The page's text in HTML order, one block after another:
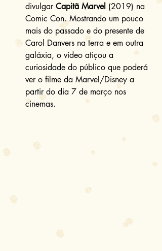
divulgar Capitã Marvel (2019) na
Comic Con. Mostrando um pouco
mais do passado e do presente de
Carol Danvers na terra e em outra
galáxia, o vídeo atiçou a
curiosidade do público que poderá
ver o filme da Marvel/Disney a
partir do dia 7 de março nos
cinemas.